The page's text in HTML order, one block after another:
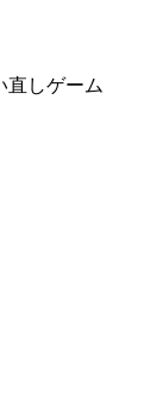
直しゲーム